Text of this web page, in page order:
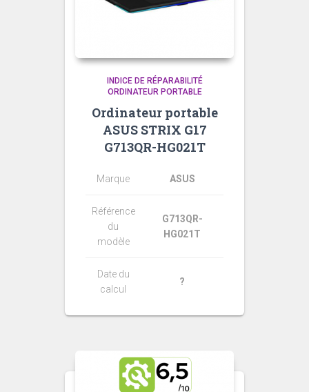
INDICE DE RÉPARABILITÉ
ORDINATEUR PORTABLE
Ordinateur portable
ASUS STRIX G17
G713QR-HG021T
Marque ASUS
Référence
du
modèle
G713QR-
HG021T
Date du
calcul
?